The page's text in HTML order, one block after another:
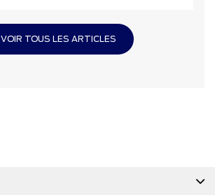
VOIR TOUS LES ARTICLES